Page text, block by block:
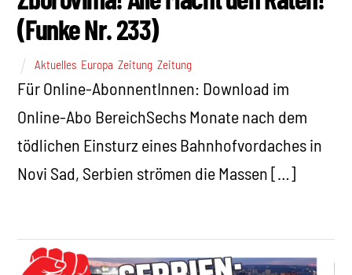
(Funke Nr. 233)
Aktuelles Europa ,Zeitung ,Zeitung
Für Online-AbonnentInnen: Download im
Online-Abo BereichSechs Monate nach dem
tödlichen Einsturz eines Bahnhofvordaches in
Novi Sad, Serbien strömen die Massen […]